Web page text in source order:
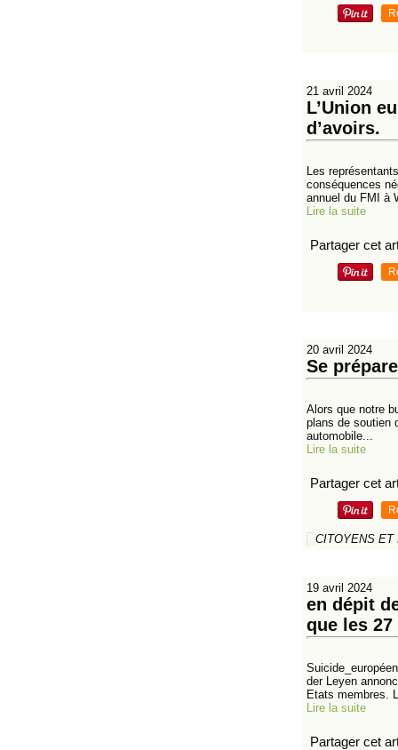
21 avril 2024
L’Union
d’avoirs.
Les
conséquences
annuel du FMI à
Lire la suite
Partager cet
20 avril 2024
Se
Alors que notre
plans de soutien
automobile...
Lire la suite
Partager cet
CITOYENS ET
19 avril 2024
en dépit
que les
der Leyen
Etats membres.
Lire la suite
Partager cet